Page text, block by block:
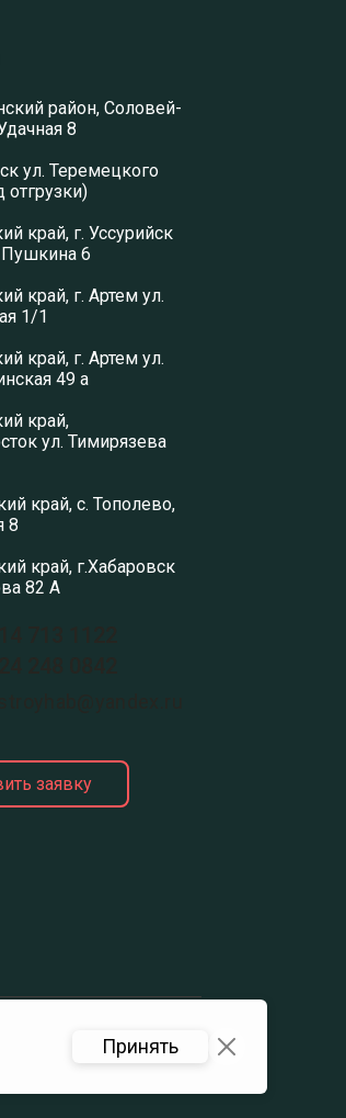
район, Соловей-
8
ул. Теремецкого
отгрузки)
край, г. Уссурийск
6
край, г. Артем ул.
1/1
край, г. Артем ул.
49 а
край,
ул. Тимирязева
край, с. Тополево,
8
край, г.Хабаровск
82 А
заявку
Принять